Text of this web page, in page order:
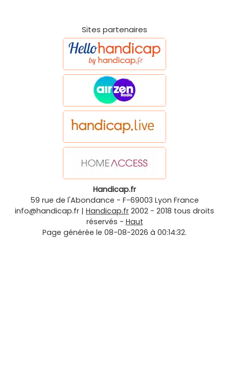
Sites partenaires
Handicap.fr
59 rue de l'Abondance - F-69003 Lyon France
info@handicap.fr | Handicap.fr 2002 - 2018 tous droits
réservés - Haut
Page générée le 08-08-2026 à 00:14:32.